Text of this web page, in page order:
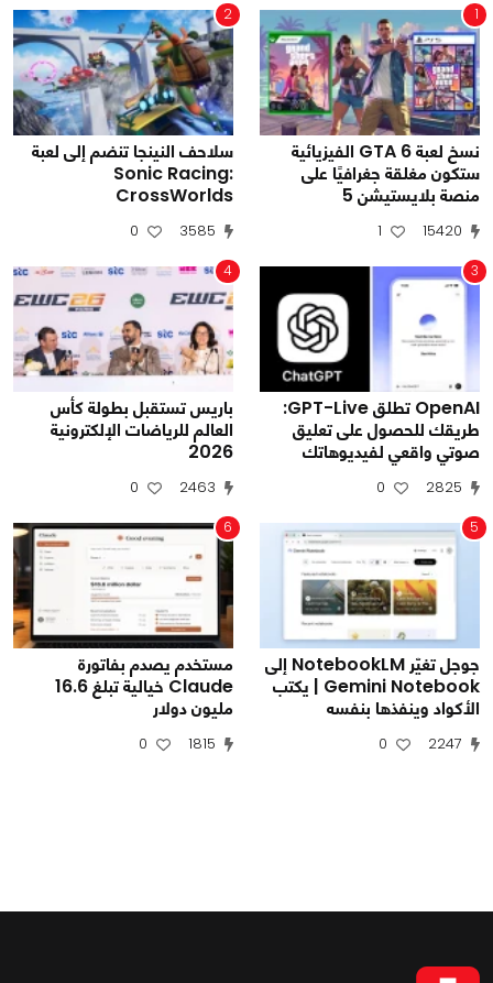
1
نسخ لعبة GTA 6 الفيزيائية
ستكون مغلقة جغرافيًا على
منصة بلايستيشن 5
15420
1
2
سلاحف النينجا تنضم إلى لعبة
Sonic Racing:
CrossWorlds
3585
0
3
OpenAI تطلق GPT-Live:
طريقك للحصول على تعليق
صوتي واقعي لفيديوهاتك
2825
0
4
باريس تستقبل بطولة كأس
العالم للرياضات الإلكترونية
2026
2463
0
5
جوجل تغيّر NotebookLM إلى
Gemini Notebook | يكتب
الأكواد وينفذها بنفسه
2247
0
6
مستخدم يصدم بفاتورة
Claude خيالية تبلغ 16.6
مليون دولار
1815
0